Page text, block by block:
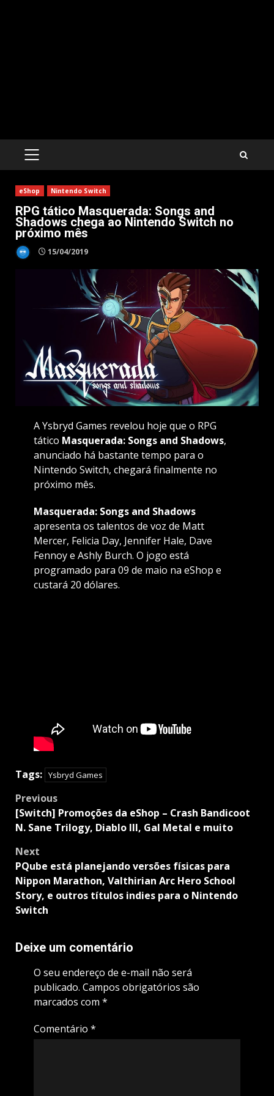
PRIMARY
eShop Nintendo Switch
RPG tático Masquerada: Songs and
Shadows chega ao Nintendo Switch no
próximo mês
15/04/2019
A Ysbryd Games revelou hoje que o RPG
tático Masquerada: Songs and Shadows,
anunciado há bastante tempo para o
Nintendo Switch, chegará finalmente no
próximo mês.
Masquerada: Songs and Shadows
apresenta os talentos de voz de Matt
Mercer, Felicia Day, Jennifer Hale, Dave
Fennoy e Ashly Burch. O jogo está
programado para 09 de maio na eShop e
custará 20 dólares.
Tags: Ysbryd Games
Post
navigation
Previous
[Switch] Promoções da eShop – Crash Bandicoot
N. Sane Trilogy, Diablo III, Gal Metal e muito
Next
PQube está planejando versões físicas para
Nippon Marathon, Valthirian Arc Hero School
Story, e outros títulos indies para o Nintendo
Switch
Deixe um comentário
O seu endereço de e-mail não será
publicado. Campos obrigatórios são
marcados com *
Comentário *